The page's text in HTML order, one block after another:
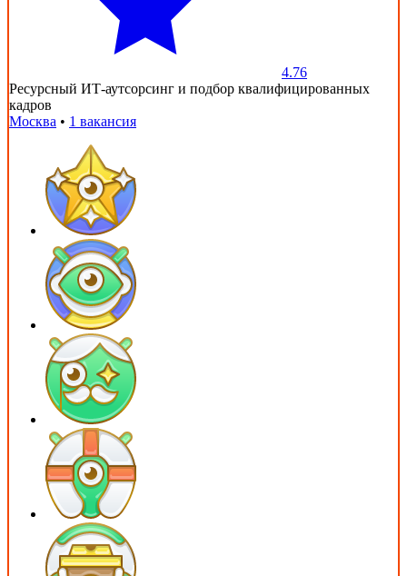
4.76
Ресурсный ИТ-аутсорсинг и подбор квалифицированных
кадров
Москва • 1 вакансия